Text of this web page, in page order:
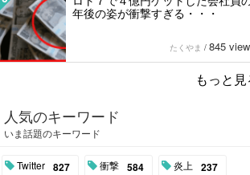
年後の姿が衝撃すぎる・・・
たくやま / 845
もっと見
人気のキーワード
いま話題のキーワード
Twitter 827 衝撃 584 炎上 237